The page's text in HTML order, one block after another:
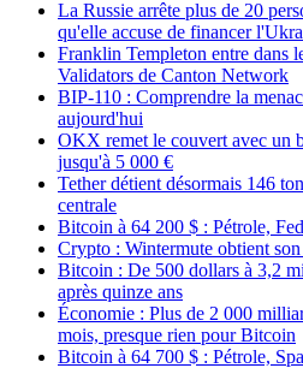
La Russie arrête plus de 20
qu'elle accuse de financer
Franklin Templeton entre dans
Validators de Canton Network
BIP-110 : Comprendre la
aujourd'hui
OKX remet le couvert avec un
jusqu'à 5 000 €
Tether détient désormais 146
centrale
Bitcoin à 64 200 $ : Pétrole,
Crypto : Wintermute obtient
Bitcoin : De 500 dollars à 3,2
après quinze ans
Économie : Plus de 2 000
mois, presque rien pour Bitcoin
Bitcoin à 64 700 $ : Pétrole,